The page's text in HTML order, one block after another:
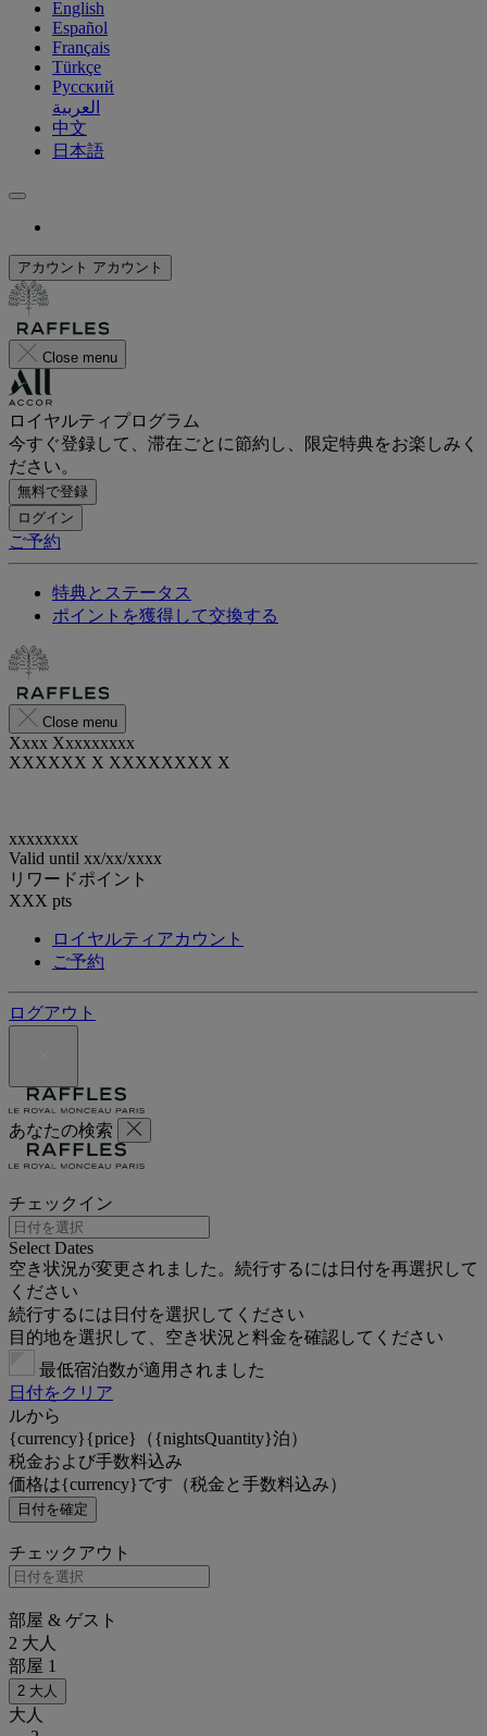
English
Español
Français
Türkçe
Русский
العربية
中文
日本語
アカウント アカウント
Close menu
ロイヤルティプログラム
今すぐ登録して、滞在ごとに節約し、限定特典をお楽しみく
ださい。
無料で登録
ログイン
ご予約
特典とステータス
ポイントを獲得して交換する
Close menu
Xxxx Xxxxxxxxx
XXXXXX X XXXXXXXX X
xxxxxxxx
Valid until xx/xx/xxxx
リワードポイント
XXX pts
ロイヤルティアカウント
ご予約
ログアウト
あなたの検索
チェックイン
Select Dates
空き状況が変更されました。続行するには日付を再選択して
ください
続行するには日付を選択してください
目的地を選択して、空き状況と料金を確認してください
最低宿泊数が適用されました
日付をクリア
ルから
{currency}{price}（{nightsQuantity}泊）
税金および手数料込み
価格は{currency}です（税金と手数料込み）
日付を確定
チェックアウト
部屋 & ゲスト
2 大人
部屋 1
2 大人
大人